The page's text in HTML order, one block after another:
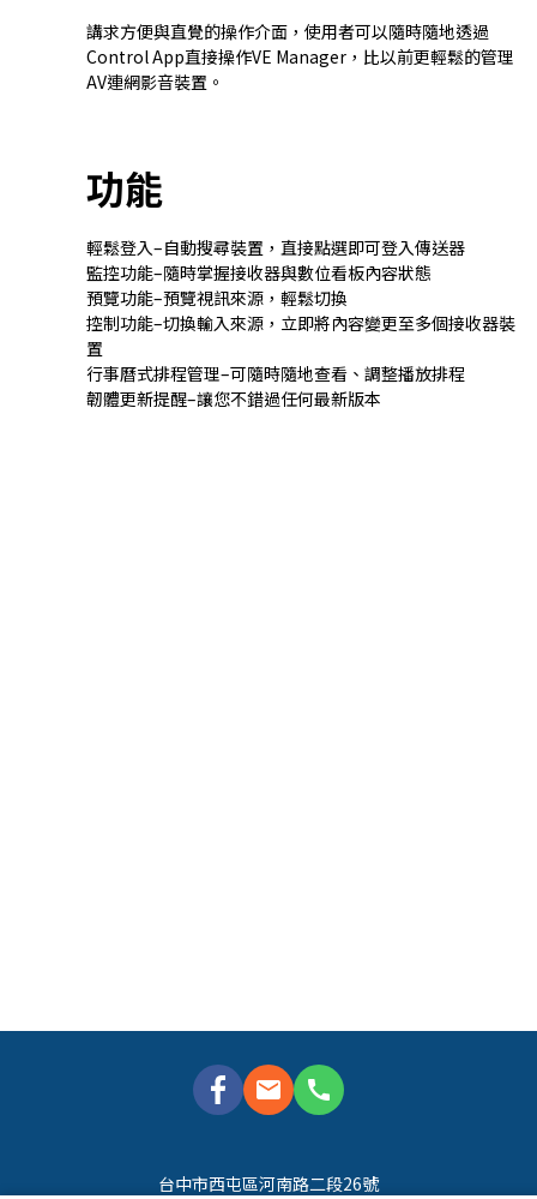
講求方便與直覺的操作介面，使用者可以隨時隨地透過
Control App直接操作VE Manager，比以前更輕鬆的管理
AV連網影音裝置。
功能
輕鬆登入–自動搜尋裝置，直接點選即可登入傳送器
監控功能–隨時掌握接收器與數位看板內容狀態
預覽功能–預覽視訊來源，輕鬆切換
控制功能–切換輸入來源，立即將內容變更至多個接收器裝
置
行事曆式排程管理–可隨時隨地查看、調整播放排程
韌體更新提醒–讓您不錯過任何最新版本
mail call
台中市西屯區河南路二段26號